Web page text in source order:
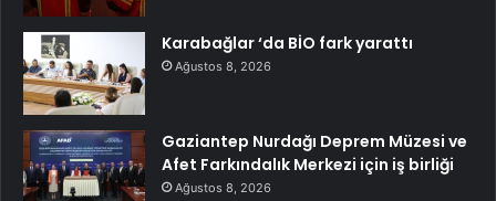
Karabağlar ‘da BİO fark yarattı
Ağustos 8, 2026
Gaziantep Nurdağı Deprem Müzesi ve
Afet Farkındalık Merkezi için iş birliği
Ağustos 8, 2026